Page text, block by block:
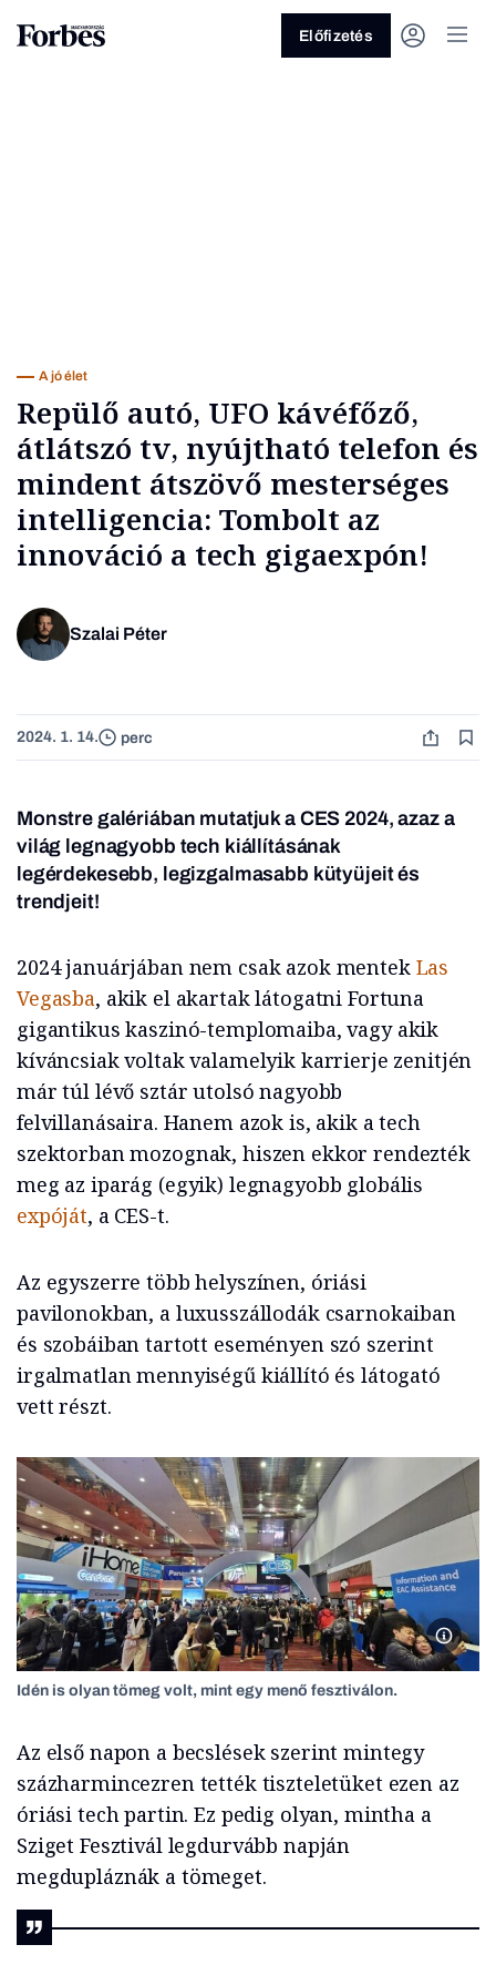
Előfizetés
A jó élet
Repülő autó, UFO kávéfőző,
átlátszó tv, nyújtható telefon és
mindent átszövő mesterséges
intelligencia: Tombolt az
innováció a tech gigaexpón!
Szalai Péter
2024. 1. 14. perc
Monstre galériában mutatjuk a CES 2024, azaz a
világ legnagyobb tech kiállításának
legérdekesebb, legizgalmasabb kütyüjeit és
trendjeit!
2024 januárjában nem csak azok mentek Las
Vegasba, akik el akartak látogatni Fortuna
gigantikus kaszinó-templomaiba, vagy akik
kíváncsiak voltak valamelyik karrierje zenitjén
már túl lévő sztár utolsó nagyobb
felvillanásaira. Hanem azok is, akik a tech
szektorban mozognak, hiszen ekkor rendezték
meg az iparág (egyik) legnagyobb globális
expóját, a CES-t.
Az egyszerre több helyszínen, óriási
pavilonokban, a luxusszállodák csarnokaiban
és szobáiban tartott eseményen szó szerint
irgalmatlan mennyiségű kiállító és látogató
vett részt.
Idén is
Idén is olyan tömeg volt, mint egy menő fesztiválon.
Az első napon a becslések szerint mintegy
százharmincezren tették tiszteletüket ezen az
óriási tech partin. Ez pedig olyan, mintha a
Sziget Fesztivál legdurvább napján
megdupláznák a tömeget.